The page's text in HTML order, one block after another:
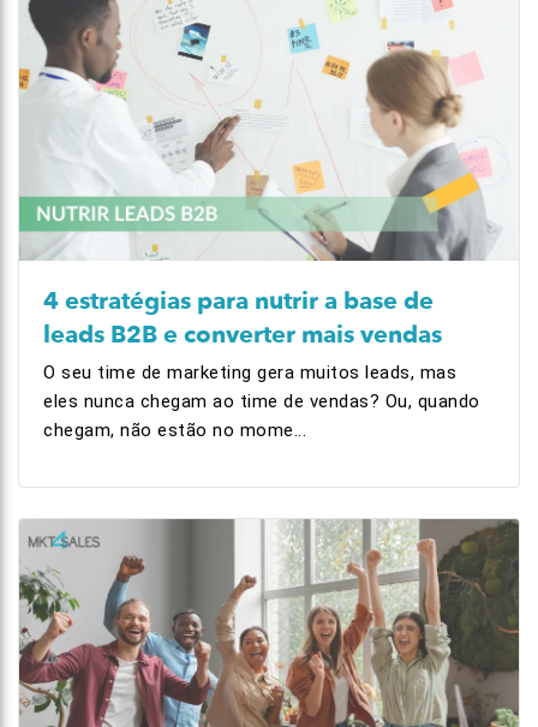
4 estratégias para nutrir a base de
leads B2B e converter mais vendas
O seu time de marketing gera muitos leads, mas
eles nunca chegam ao time de vendas? Ou, quando
chegam, não estão no mome...